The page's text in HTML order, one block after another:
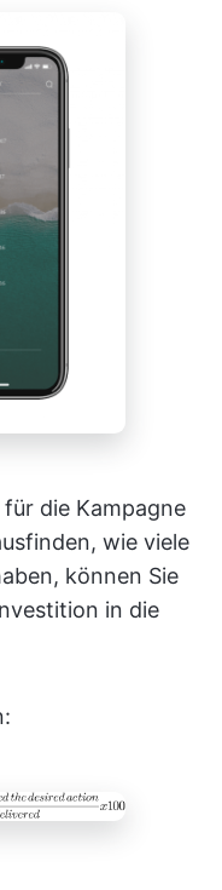
für die Kampagne
wie viele
können Sie
in die